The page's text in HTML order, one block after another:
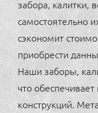
забора, калитки,
самостоятельно
сэкономит
приобрести
Наши заборы,
что
конструкций.